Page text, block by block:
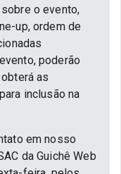
o evento,
up, ordem de
poderão
as
inclusão na
em nosso
da Guichê Web